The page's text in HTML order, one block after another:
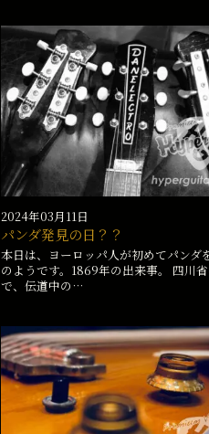
2024年03月11日
パンダ発見の日？？
本日は、ヨーロッパ人が初めてパンダ
のようです。1869年の出来事。 四川
で、伝道中の…